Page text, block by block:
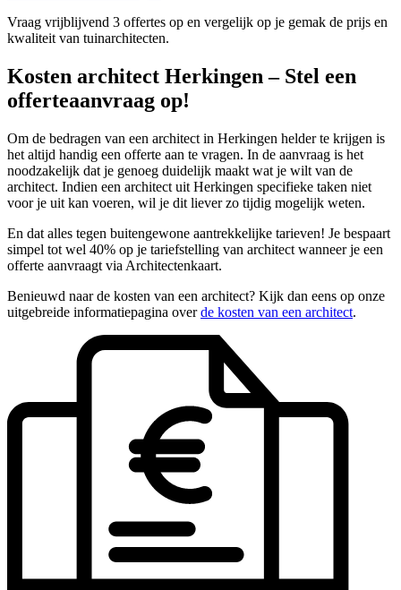
Vraag vrijblijvend 3 offertes op en vergelijk op je gemak de prijs en
kwaliteit van tuinarchitecten.
Kosten architect Herkingen – Stel een
offerteaanvraag op!
Om de bedragen van een architect in Herkingen helder te krijgen is
het altijd handig een offerte aan te vragen. In de aanvraag is het
noodzakelijk dat je genoeg duidelijk maakt wat je wilt van de
architect. Indien een architect uit Herkingen specifieke taken niet
voor je uit kan voeren, wil je dit liever zo tijdig mogelijk weten.
En dat alles tegen buitengewone aantrekkelijke tarieven! Je bespaart
simpel tot wel 40% op je tariefstelling van architect wanneer je een
offerte aanvraagt via Architectenkaart.
Benieuwd naar de kosten van een architect? Kijk dan eens op onze
uitgebreide informatiepagina overde kosten van een architect.